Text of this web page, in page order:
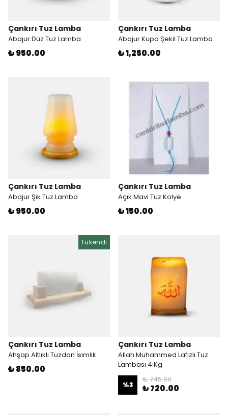
Çankırı Tuz Lamba
Abajur Düz Tuz Lamba
₺ 950.00
Çankırı Tuz Lamba
Abajur Kupa Şekil Tuz Lamba
₺ 1,250.00
Çankırı Tuz Lamba
Abajur Şık Tuz Lamba
₺ 950.00
Çankırı Tuz Lamba
Açık Mavi Tuz Kolye
₺ 150.00
Tükendi
Çankırı Tuz Lamba
Ahşap Altlıklı Tuzdan İsimlik
₺ 850.00
Çankırı Tuz Lamba
Allah Muhammed Lafızlı Tuz
Lambası 4 Kg
%3
₺ 745.00
₺ 720.00